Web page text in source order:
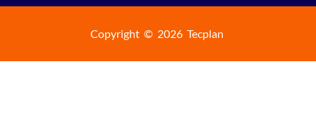
Copyright © 2026 Tecplan